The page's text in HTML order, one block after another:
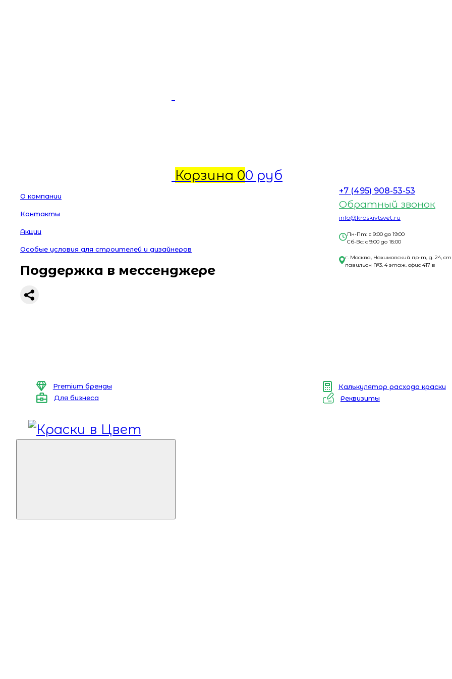
Корзина 00 руб
О компании
Контакты
Акции
Особые условия для строителей и дизайнеров
Поддержка в мессенджере
+7 (495) 908-53-53
Обратный звонок
info@kraskivtsvet.ru
Пн-Пт: с 9:00 до 19:00
Сб-Вс: с 9:00 до 18:00
г. Москва, Нахимовский пр-т, д. 24,
павильон №3, 4 этаж. офис 417 в
Premium бренды
Калькулятор расхода краски
Для бизнеса
Реквизиты